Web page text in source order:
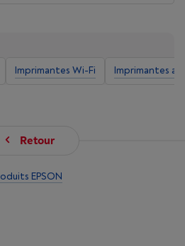
Imprimantes Wi-Fi Imprimantes a
Retour
EPSON